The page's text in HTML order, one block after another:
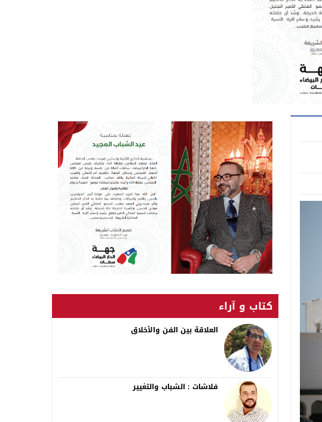
كتاب و آراء
العلاقة بين الفن والأخلاق
فلاشات : الشباب والتغيير